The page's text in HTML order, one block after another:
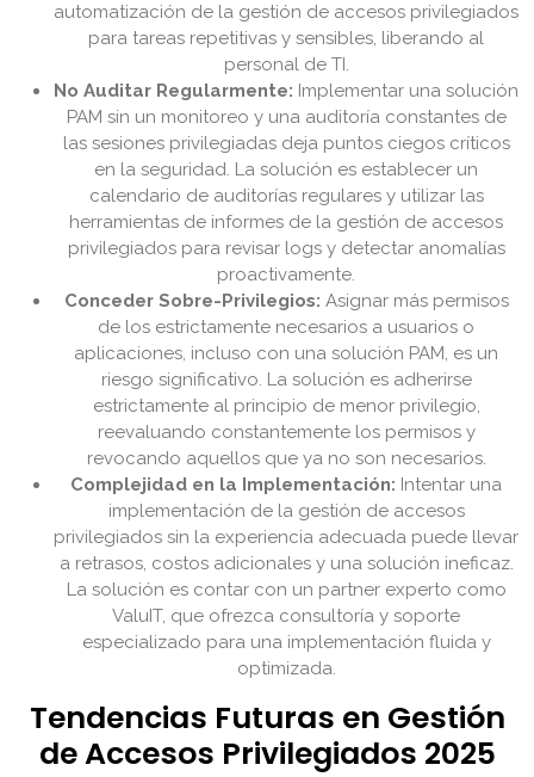
automatización de la gestión de accesos privilegiados
para tareas repetitivas y sensibles, liberando al
personal de TI.
No Auditar Regularmente: Implementar una solución
PAM sin un monitoreo y una auditoría constantes de
las sesiones privilegiadas deja puntos ciegos críticos
en la seguridad. La solución es establecer un
calendario de auditorías regulares y utilizar las
herramientas de informes de la gestión de accesos
privilegiados para revisar logs y detectar anomalías
proactivamente.
Conceder Sobre-Privilegios: Asignar más permisos
de los estrictamente necesarios a usuarios o
aplicaciones, incluso con una solución PAM, es un
riesgo significativo. La solución es adherirse
estrictamente al principio de menor privilegio,
reevaluando constantemente los permisos y
revocando aquellos que ya no son necesarios.
Complejidad en la Implementación: Intentar una
implementación de la gestión de accesos
privilegiados sin la experiencia adecuada puede llevar
a retrasos, costos adicionales y una solución ineficaz.
La solución es contar con un partner experto como
ValuIT, que ofrezca consultoría y soporte
especializado para una implementación fluida y
optimizada.
Tendencias Futuras en Gestión
de Accesos Privilegiados 2025